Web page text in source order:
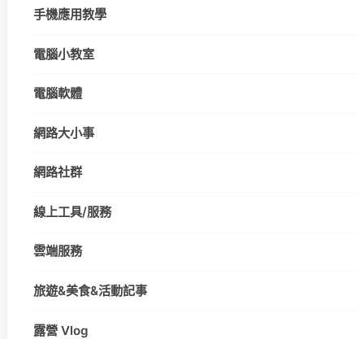
手機應用教學
電腦小教室
電腦軟體
網路大小事
網路社群
線上工具/服務
雲端服務
旅遊&美食&活動記事
露營 Vlog